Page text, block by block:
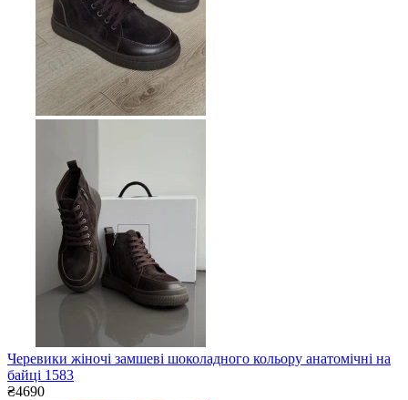
Черевики жіночі замшеві шоколадного кольору анатомічні на
байці 1583
₴4690